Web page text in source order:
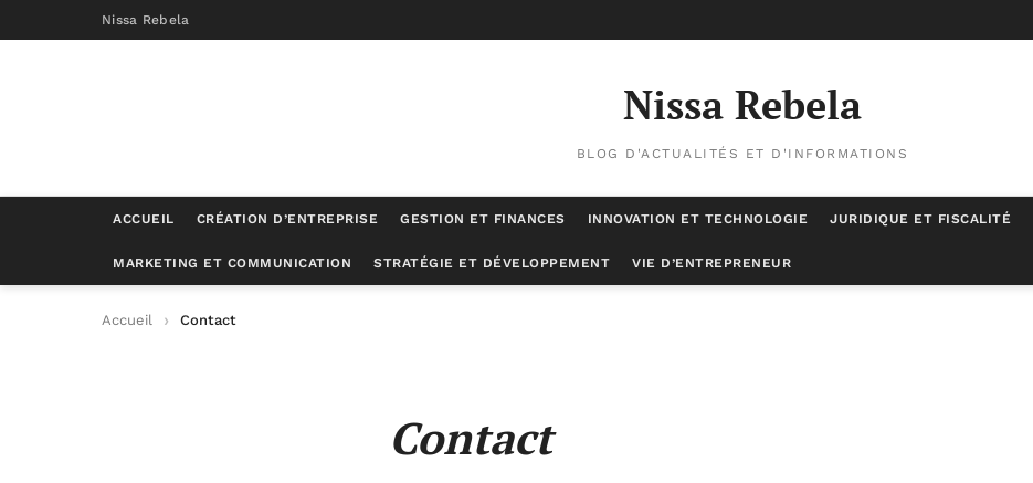
Nissa Rebela
Nissa Rebela
BLOG D'ACTUALITÉS ET D'INFORMATIONS
ACCUEIL CRÉATION D’ENTREPRISE GESTION ET FINANCES INNOVATION ET TECHNOLOGIE JURIDIQUE ET FISCALITÉ
MARKETING ET COMMUNICATION STRATÉGIE ET DÉVELOPPEMENT VIE D’ENTREPRENEUR
Accueil Contact
Contact